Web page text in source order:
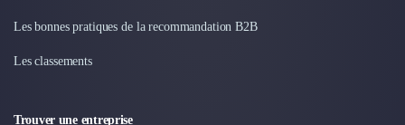
Les bonnes pratiques de la recommandation B2B
Les classements
Trouver une entreprise